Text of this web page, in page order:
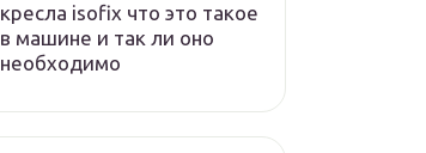
кресла isofix что это такое
в машине и так ли оно
необходимо